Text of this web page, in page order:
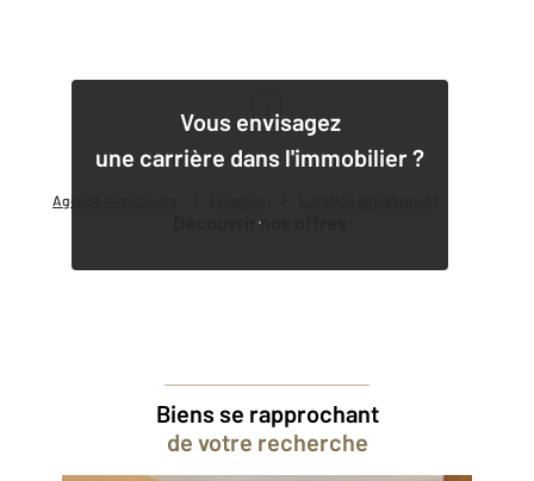
Agence immobilière
Vous envisagez
une carrière dans l'immobilier ?
Découvrir nos offres
Biens se rapprochant
de votre recherche